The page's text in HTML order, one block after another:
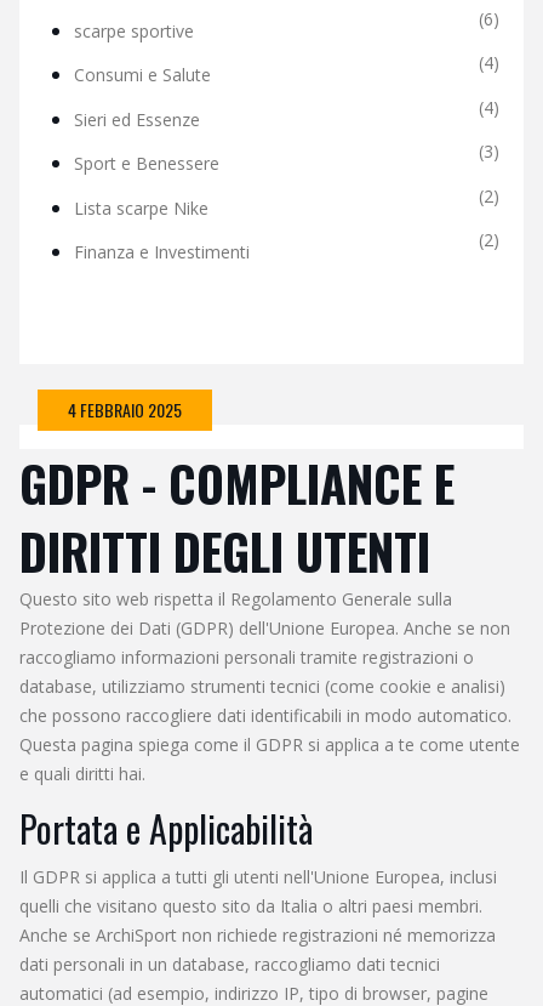
scarpe sportive
(6)
Consumi e Salute
(4)
Sieri ed Essenze
(4)
Sport e Benessere
(3)
Lista scarpe Nike
(2)
Finanza e Investimenti
(2)
4 FEBBRAIO 2025
GDPR - COMPLIANCE E
DIRITTI DEGLI UTENTI
Questo sito web rispetta il Regolamento Generale sulla
Protezione dei Dati (GDPR) dell'Unione Europea. Anche se non
raccogliamo informazioni personali tramite registrazioni o
database, utilizziamo strumenti tecnici (come cookie e analisi)
che possono raccogliere dati identificabili in modo automatico.
Questa pagina spiega come il GDPR si applica a te come utente
e quali diritti hai.
Portata e Applicabilità
Il GDPR si applica a tutti gli utenti nell'Unione Europea, inclusi
quelli che visitano questo sito da Italia o altri paesi membri.
Anche se ArchiSport non richiede registrazioni né memorizza
dati personali in un database, raccogliamo dati tecnici
automatici (ad esempio, indirizzo IP, tipo di browser, pagine